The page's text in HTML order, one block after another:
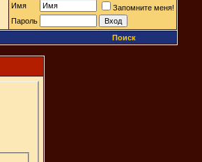
Имя
Запомните меня!
Пароль
Поиск